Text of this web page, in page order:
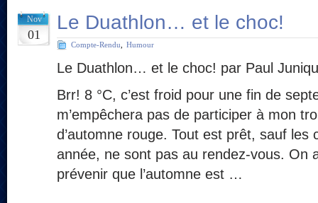
Nov
01
Le Duathlon… et le choc!
Compte-Rendu Humour
Le Duathlon… et le choc! par Paul
Brr! 8 °C, c’est froid pour une fin de
m’empêchera pas de participer à mon
d’automne rouge. Tout est prêt, sauf les
année, ne sont pas au rendez-vous. On
prévenir que l’automne est …